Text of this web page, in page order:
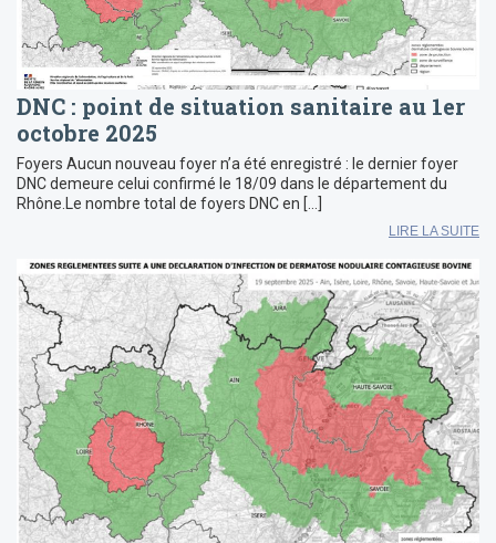
DNC : point de situation sanitaire au 1er
octobre 2025
Foyers Aucun nouveau foyer n’a été enregistré : le dernier foyer
DNC demeure celui confirmé le 18/09 dans le département du
Rhône.Le nombre total de foyers DNC en […]
LIRE LA SUITE